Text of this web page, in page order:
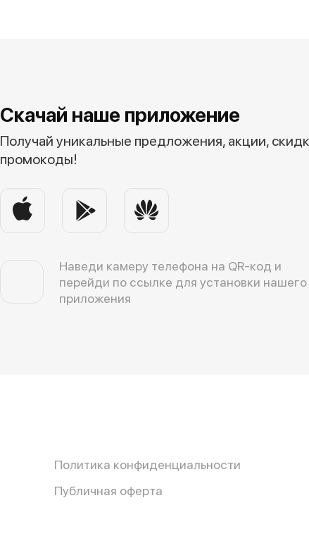
Скачай наше приложение
Получай уникальные предложения, акции,
промокоды!
Наведи камеру телефона на QR-код и
перейди по ссылке для установки нашего
приложения
Политика конфиденциальности
Публичная оферта